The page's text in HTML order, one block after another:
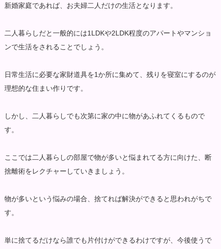
新婚家庭であれば、お夫婦二人だけの生活となります。
二人暮らしだと一般的には1LDKや2LDK程度のアパートやマンショ
ンで生活をされることでしょう。
日常生活に必要な家財道具を1か所に集めて、残りを寝室にするのが
理想的な住まい作りです。
しかし、二人暮らしでも次第に家の中に物があふれてくるもので
す。
ここでは二人暮らしの部屋で物が多いと悩まれてる方に向けた、断
捨離術をレクチャーしていきましょう。
物が多いという悩みの場合、捨てれば解決ができると思われがちで
す。
単に捨てるだけなら誰でも片付けができるわけですが、今後使うで